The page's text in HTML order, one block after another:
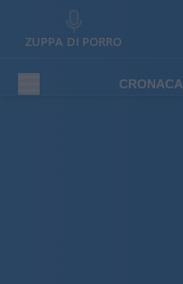
ZUPPA DI PORRO
CRONACA